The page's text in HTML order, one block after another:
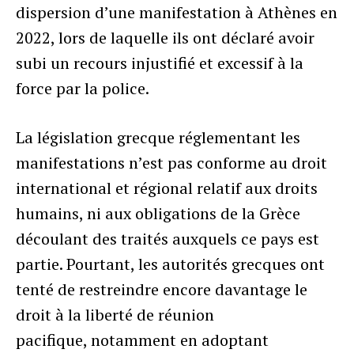
dispersion d’une manifestation à Athènes en
2022, lors de laquelle ils ont déclaré avoir
subi un recours injustifié et excessif à la
force par la police.
La législation grecque réglementant les
manifestations n’est pas conforme au droit
international et régional relatif aux droits
humains, ni aux obligations de la Grèce
découlant des traités auxquels ce pays est
partie. Pourtant, les autorités grecques ont
tenté de restreindre encore davantage le
droit à la liberté de réunion
pacifique, notamment en adoptant